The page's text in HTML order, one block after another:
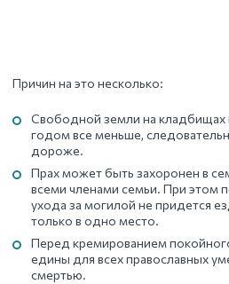
Причин на это несколько:
Свободной земли на кладбищах
годом все меньше,
дороже.
Прах может быть захоронен в
всеми членами семьи. При этом
ухода за могилой не придется
только в одно место.
Перед кремированием
едины для всех православных
смертью.